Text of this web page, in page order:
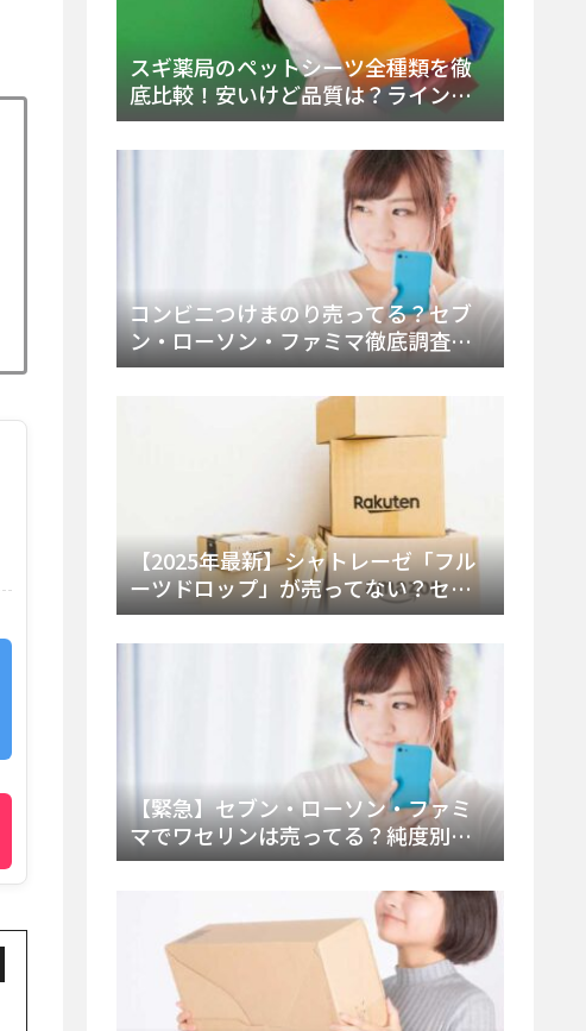
スギ薬局のペットシーツ全種類を徹
底比較！安いけど品質は？ラインナ
ップと販売店（Amazon・楽天含む）
をチェック
コンビニつけまのり売ってる？セブ
ン・ローソン・ファミマ徹底調査！
ドンキや薬局、Amazon楽天で買う方
【2025年最新】シャトレーゼ「フル
ーツドロップ」が売ってない？セブ
ンでの販売終了理由と代替アイスを
徹底解説！
【緊急】セブン・ローソン・ファミ
マでワセリンは売ってる？純度別お
すすめ品と販売場所を徹底まとめ